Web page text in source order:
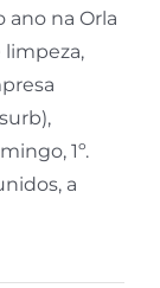
ano na Orla
limpeza,
1º.
a